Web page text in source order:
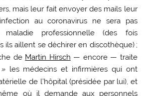
mais leur fait envoyer des mails leur
au coronavirus ne sera pas
maladie professionnelle (des fois
ils aillent se déchirer en discothèque) ;
de Martin Hirsch — encore — traite
»les médecins et infirmières qui ont
de l’hôpital (présidée par lui), et
où il demande aux personnels